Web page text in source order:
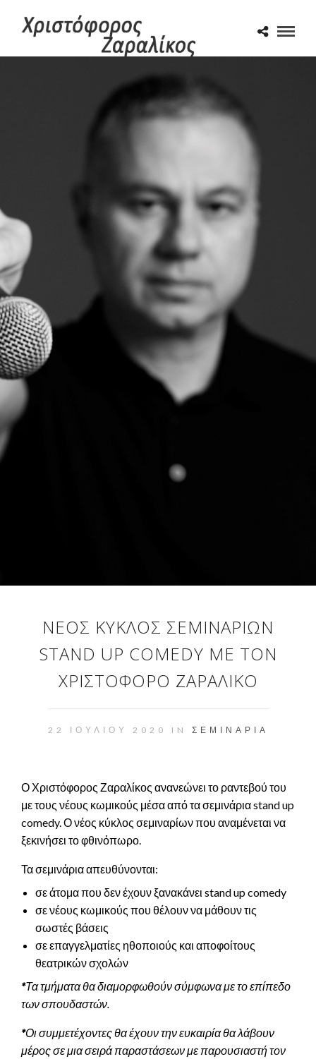
ΝΈΟΣ ΚΎΚΛΟΣ ΣΕΜΙΝΑΡΊΩΝ
STAND UP COMEDY ΜΕ ΤΟΝ
ΧΡΙΣΤΌΦΟΡΟ ΖΑΡΑΛΊΚΟ
22 ΙΟΥΛΊΟΥ 2020 IN ΣΕΜΙΝΆΡΙΑ
Ο Χριστόφορος Ζαραλίκος ανανεώνει το ραντεβού του
με τους νέους κωμικούς μέσα από τα σεμινάρια stand up
comedy. Ο νέος κύκλος σεμιναρίων που αναμένεται να
ξεκινήσει το φθινόπωρο.
Τα σεμινάρια απευθύνονται:
σε άτομα που δεν έχουν ξανακάνει stand up comedy
σε νέους κωμικούς που θέλουν να μάθουν τις
σωστές βάσεις
σε επαγγελματίες ηθοποιούς και αποφοίτους
θεατρικών σχολών
*Τα τμήματα θα διαμορφωθούν σύμφωνα με το επίπεδο
των σπουδαστών.
*Οι συμμετέχοντες θα έχουν την ευκαιρία θα λάβουν
μέρος σε μια σειρά παραστάσεων με παρουσιαστή τον